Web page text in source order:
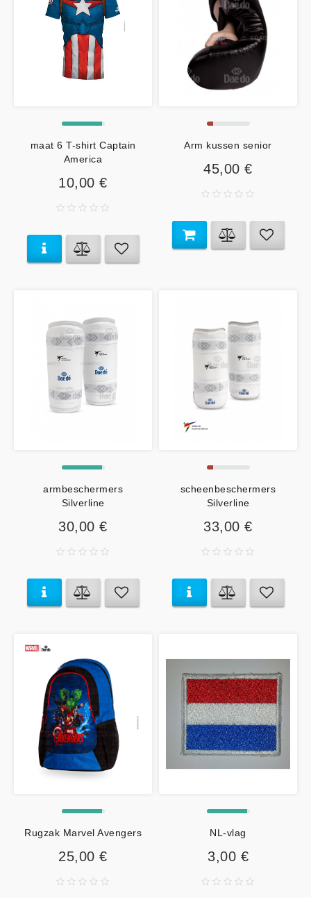
maat 6 T-shirt Captain
America
10,00 €
Arm kussen senior
45,00 €
armbeschermers
Silverline
30,00 €
scheenbeschermers
Silverline
33,00 €
Rugzak Marvel Avengers
25,00 €
NL-vlag
3,00 €